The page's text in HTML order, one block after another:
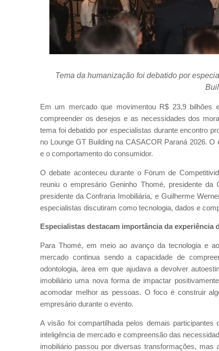
Tema da humanização foi debatido por
Em um mercado que movimentou R$ 23,9 bilhões
compreender os desejos e as necessidades dos
tema foi debatido por especialistas durante encontro
no Lounge GT Building na CASACOR Paraná 2026.
e o comportamento do consumidor.
O debate aconteceu durante o Fórum de
reuniu o empresário Geninho Thomé, presidente
presidente da Confraria Imobiliária, e Guilherme
especialistas discutiram como tecnologia, dados e
Especialistas destacam importância da experiência
Para Thomé, em meio ao avanço da tecnologia e
mercado continua sendo a capacidade de
odontologia, área em que ajudava a devolver
imobiliário uma nova forma de impactar
acomodar melhor as pessoas. O foco é construir
empresário durante o evento.
A visão foi compartilhada pelos demais participantes
inteligência de mercado e compreensão das
imobiliário passou por diversas transformações,